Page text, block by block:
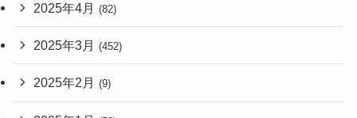
2025年4月 (82)
2025年3月 (452)
2025年2月 (9)